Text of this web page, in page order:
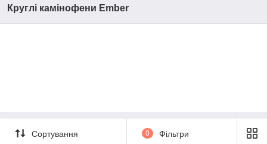
Круглі камінофени Ember
Сортування 0 Фільтри